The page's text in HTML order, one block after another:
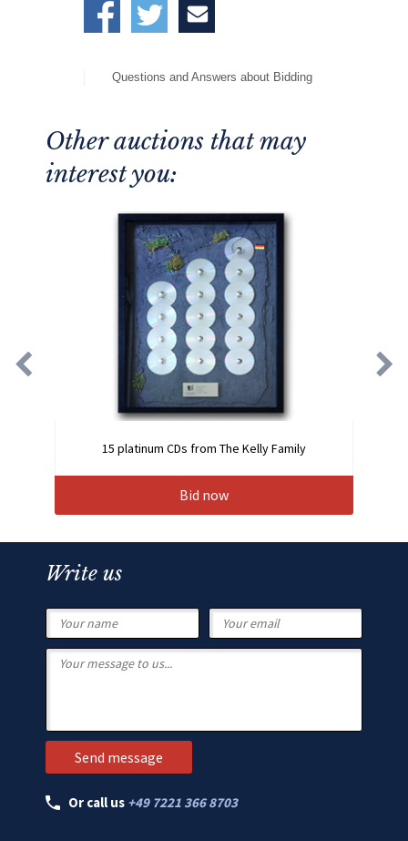
Questions and Answers about Bidding
Other auctions that may
interest you:
15 platinum CDs from The Kelly Family
Bid now
Write us
Or call us +49 7221 366 8703